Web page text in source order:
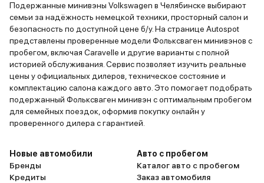
Подержанные минивэны Volkswagen в Челябинске выбирают
семьи за надёжность немецкой техники, просторный салон и
безопасность по доступной цене б/у. На странице Autospot
представлены проверенные модели Фольксваген минивэнов с
пробегом, включая Caravelle и другие варианты с полной
историей обслуживания. Сервис позволяет изучить реальные
цены у официальных дилеров, техническое состояние и
комплектацию салона каждого авто. Это помогает подобрать
подержанный Фольксваген минивэн с оптимальным пробегом
для семейных поездок, оформив покупку онлайн у
проверенного дилера с гарантией.
Новые автомобили
Бренды
Кредиты
Авто с пробегом
Каталог авто с пробегом
Заказ автомобиля